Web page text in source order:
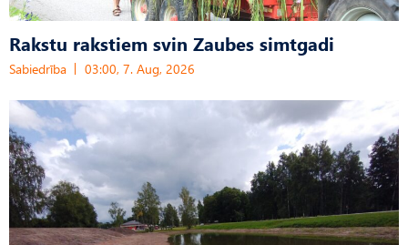
Rakstu rakstiem svin Zaubes simtgadi
Sabiedrība 03:00, 7. Aug, 2026